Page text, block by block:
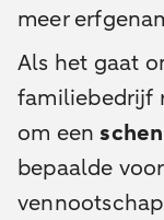
meer
Als het gaat
familiebedrijf
om een
bepaalde